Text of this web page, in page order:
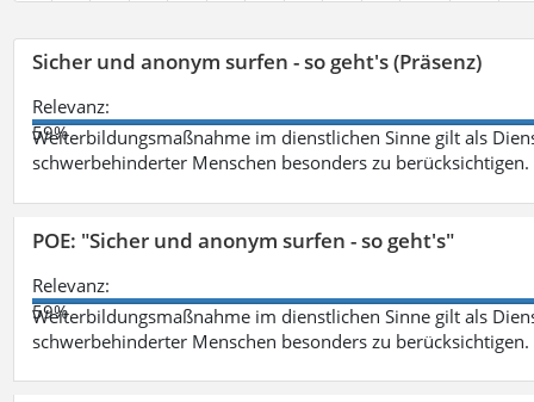
Sicher und anonym surfen - so geht's (Präsenz)
Relevanz:
59%
Weiterbildungsmaßnahme im dienstlichen Sinne gilt als
schwerbehinderter Menschen besonders zu berücksichtigen.
POE: "Sicher und anonym surfen - so geht's"
Relevanz:
59%
Weiterbildungsmaßnahme im dienstlichen Sinne gilt als
schwerbehinderter Menschen besonders zu berücksichtigen.